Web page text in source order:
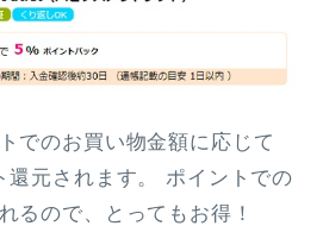
でのお買い物金額に応じて
還元されます。 ポイントでの
るので、とってもお得！